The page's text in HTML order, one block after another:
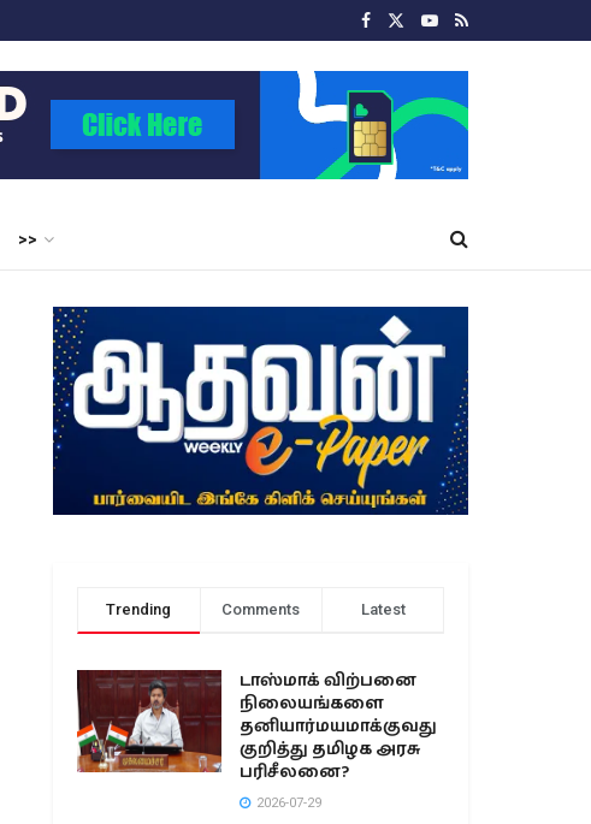
>>
Trending Comments Latest
டாஸ்மாக் விற்பனை
நிலையங்களை
தனியார்மயமாக்குவது
குறித்து தமிழக அரசு
பரிசீலனை?
2026-07-29